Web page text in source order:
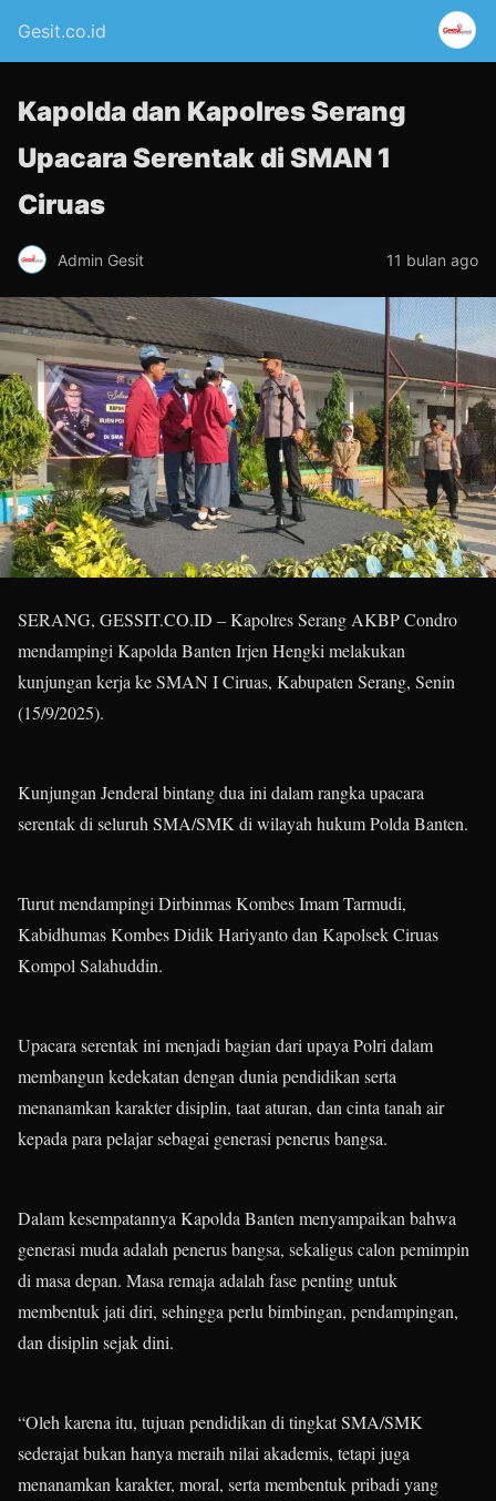
Gesit.co.id
Kapolda dan Kapolres Serang
Upacara Serentak di SMAN 1
Ciruas
Admin Gesit 11 bulan ago
SERANG, GESSIT.CO.ID – Kapolres Serang AKBP Condro
mendampingi Kapolda Banten Irjen Hengki melakukan
kunjungan kerja ke SMAN I Ciruas, Kabupaten Serang, Senin
(15/9/2025).
Kunjungan Jenderal bintang dua ini dalam rangka upacara
serentak di seluruh SMA/SMK di wilayah hukum Polda Banten.
Turut mendampingi Dirbinmas Kombes Imam Tarmudi,
Kabidhumas Kombes Didik Hariyanto dan Kapolsek Ciruas
Kompol Salahuddin.
Upacara serentak ini menjadi bagian dari upaya Polri dalam
membangun kedekatan dengan dunia pendidikan serta
menanamkan karakter disiplin, taat aturan, dan cinta tanah air
kepada para pelajar sebagai generasi penerus bangsa.
Dalam kesempatannya Kapolda Banten menyampaikan bahwa
generasi muda adalah penerus bangsa, sekaligus calon pemimpin
di masa depan. Masa remaja adalah fase penting untuk
membentuk jati diri, sehingga perlu bimbingan, pendampingan,
dan disiplin sejak dini.
“Oleh karena itu, tujuan pendidikan di tingkat SMA/SMK
sederajat bukan hanya meraih nilai akademis, tetapi juga
menanamkan karakter, moral, serta membentuk pribadi yang